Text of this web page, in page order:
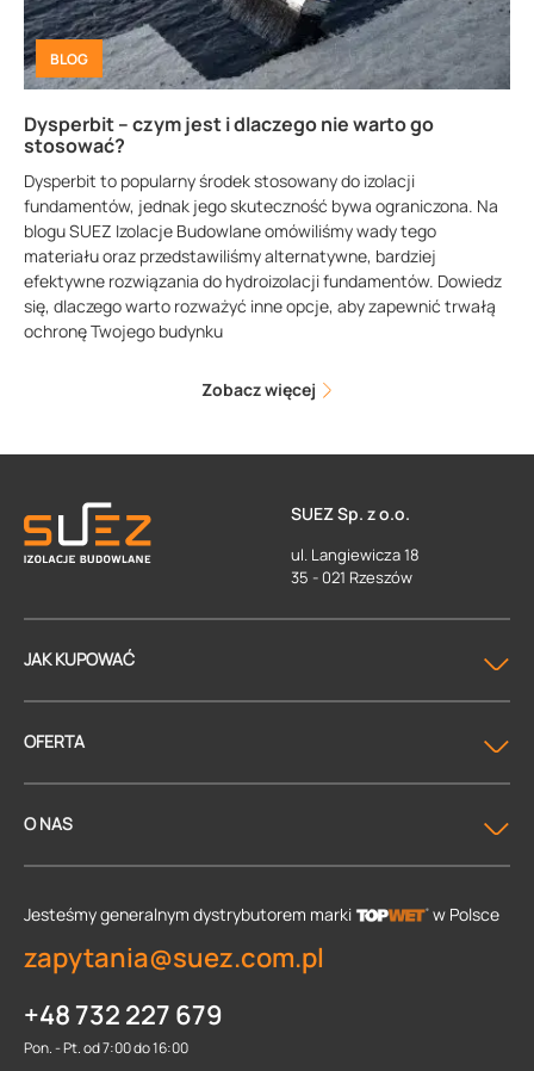
BLOG
Dysperbit – czym jest i dlaczego nie warto go
stosować?
Dysperbit to popularny środek stosowany do izolacji
fundamentów, jednak jego skuteczność bywa ograniczona. Na
blogu SUEZ Izolacje Budowlane omówiliśmy wady tego
materiału oraz przedstawiliśmy alternatywne, bardziej
efektywne rozwiązania do hydroizolacji fundamentów. Dowiedz
się, dlaczego warto rozważyć inne opcje, aby zapewnić trwałą
ochronę Twojego budynku
Zobacz więcej
SUEZ Sp. z o.o.
ul. Langiewicza 18
35 - 021 Rzeszów
JAK KUPOWAĆ
OFERTA
O NAS
Jesteśmy generalnym dystrybutorem marki w Polsce
zapytania@suez.com.pl
+48 732 227 679
Pon. - Pt. od 7:00 do 16:00